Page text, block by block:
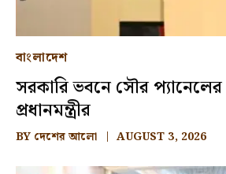
বাংলাদেশ
সরকারি ভবনে সৌর প্যানেলের
প্রধানমন্ত্রীর
BY দেশের আলো AUGUST 3, 2026